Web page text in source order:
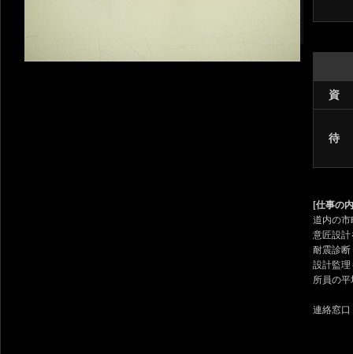
資
待
[仕事の
道内の市
意匠設計
耐震診断
設計監理
所員の
連絡窓